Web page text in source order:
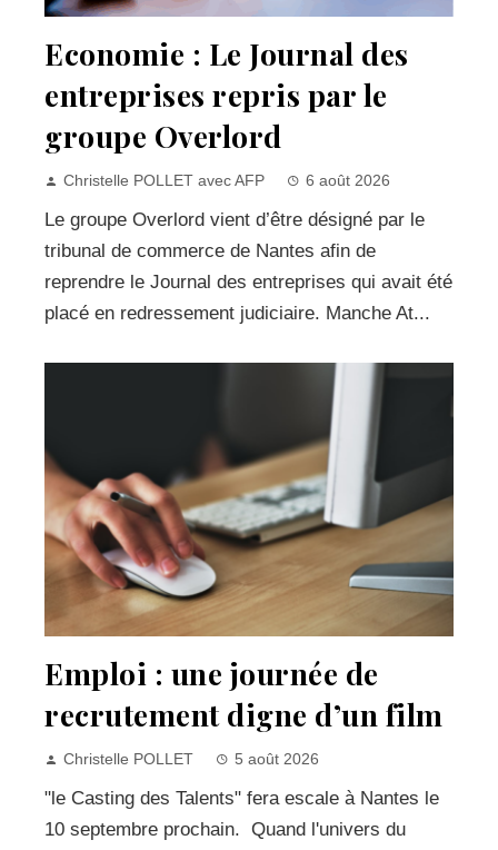
Economie : Le Journal des
entreprises repris par le
groupe Overlord
Christelle POLLET avec AFP 6 août 2026
Le groupe Overlord vient d’être désigné par le
tribunal de commerce de Nantes afin de
reprendre le Journal des entreprises qui avait été
placé en redressement judiciaire. Manche At...
Emploi : une journée de
recrutement digne d’un film
Christelle POLLET 5 août 2026
"le Casting des Talents" fera escale à Nantes le
10 septembre prochain. Quand l'univers du